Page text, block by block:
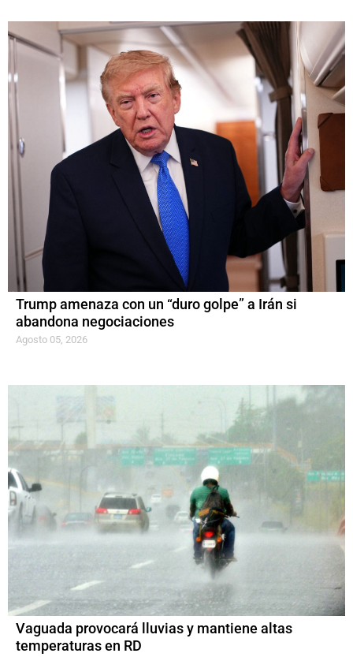
Trump amenaza con un “duro golpe” a Irán si
abandona negociaciones
Agosto 05, 2026
Vaguada provocará lluvias y mantiene altas
temperaturas en RD